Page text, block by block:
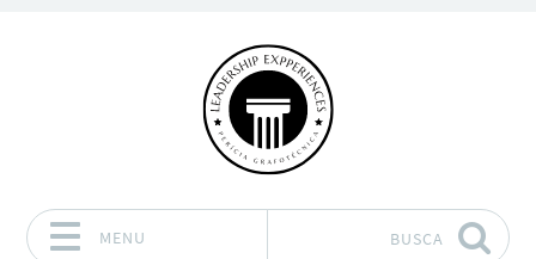
MENU BUSCA